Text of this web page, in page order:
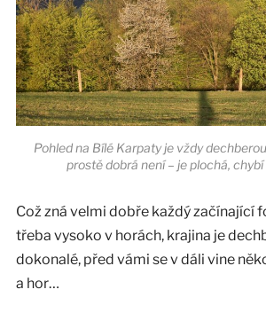
Pohled na Bílé Karpaty je vždy
prostě dobrá není – je plochá, chybí
Což zná velmi dobře každý začínající
třeba vysoko v horách, krajina je
dokonalé, před vámi se v dáli vine
a hor…